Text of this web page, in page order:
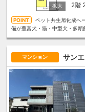
2階
ペット共生旭化成へ
備が豊富犬・猫・中型犬・多頭
マンション サン